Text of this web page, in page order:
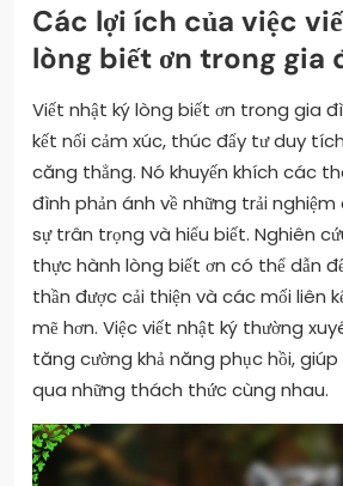
Các lợi ích của việc
lòng biết ơn trong gia
Viết nhật ký lòng biết ơn trong gia
kết nối cảm xúc, thúc đẩy tư duy
căng thẳng. Nó khuyến khích các
đình phản ánh về những trải
sự trân trọng và hiểu biết. Nghiên
thực hành lòng biết ơn có thể dẫn
thần được cải thiện và các mối liên
mẽ hơn. Việc viết nhật ký thường
tăng cường khả năng phục hồi,
qua những thách thức cùng nhau.